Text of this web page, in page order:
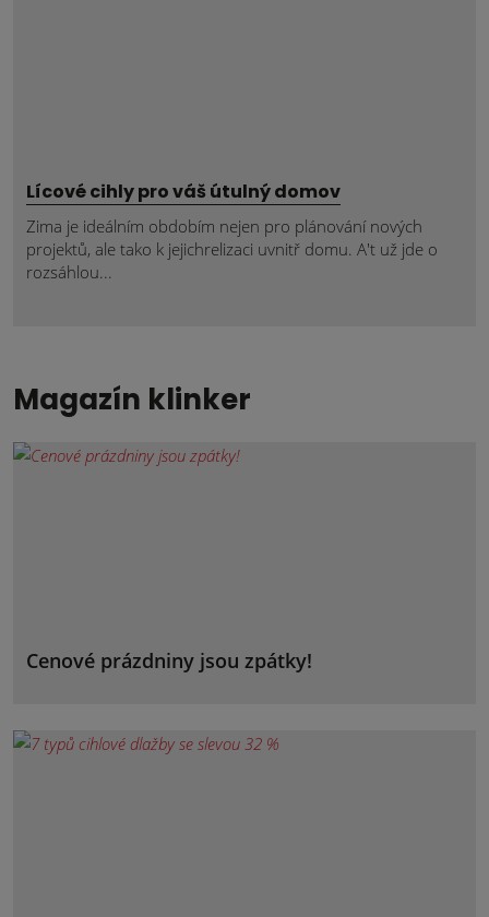
Lícové cihly pro váš útulný domov
Zima je ideálním obdobím nejen pro plánování nových
projektů, ale tako k jejichrelizaci uvnitř domu. A't už jde o
rozsáhlou...
Magazín klinker
Cenové prázdniny jsou zpátky!